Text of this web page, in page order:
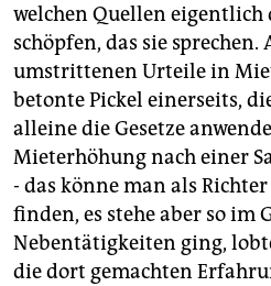
welchen Quellen eigentlich
schöpfen, das sie sprechen.
umstrittenen Urteile in
betonte Pickel einerseits,
alleine die Gesetze
Mieterhöhung nach einer
- das könne man als
finden, es stehe aber so im
Nebentätigkeiten ging,
die dort gemachten